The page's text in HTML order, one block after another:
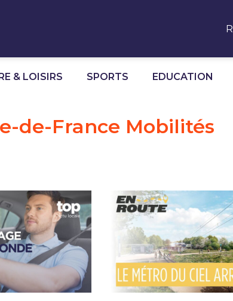
& LOISIRS SPORTS EDUCATION
de-France Mobilités